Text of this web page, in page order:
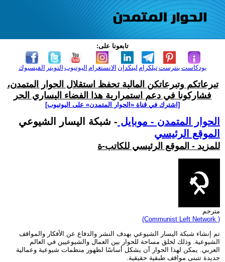
تابعونا على:
الفيسبوك التويتر اليوتيوب الانستغرام لينكدإن تيلكرامبنترست بودكاست
تبرعاتكم وتبرعاتكن المالية تحفظ استقلال الحوار المتمدن،
فشاركونا في دعم استمرارية هذا الفضاء اليساري الحر
[اشترك في قناة ‫«الحوار المتمدن» على اليوتيوب]
الحوار المتمدن - موبايل - شبكة اليسار الشيوعي
الموقع الرئيسي
للمزيد - الموقع الرئيسي للكاتب-ة
مترجم
(Communist Left Network )
تم إنشاء شبكة اليسار الشيوعي بهدف النشر والدفاع عن الأفكار والمواقف
الشيوعية. وذلك لخلق مساحة للحوار بين العمال والشيوعيين في العالم
العربي. يمكن لهذا الحوار أن يشكل أساسًا لظهور منظمات شيوعية وعمالية
جديدة تتبنى مواقف طبقية حقيقية.